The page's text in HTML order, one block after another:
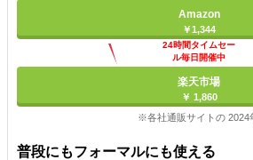
Amazon
￥1,344
24時間タイムセー
ル毎日開催中
楽天市場
￥ 1,860
※各社通販サイトの 2024
普段にもフォーマルにも使える